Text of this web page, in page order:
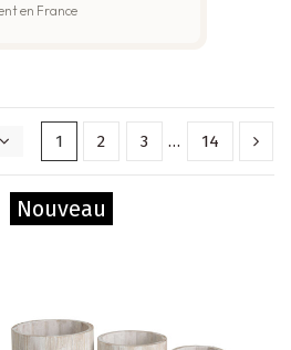
en France
1 2 3 … 14
Nouveau